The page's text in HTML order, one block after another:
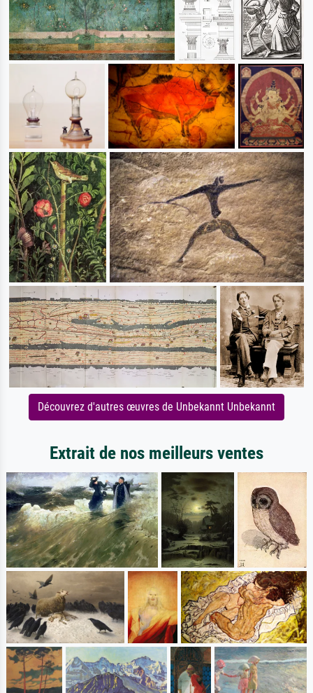
Découvrez d'autres œuvres de Unbekannt Unbekannt
Extrait de nos meilleurs ventes